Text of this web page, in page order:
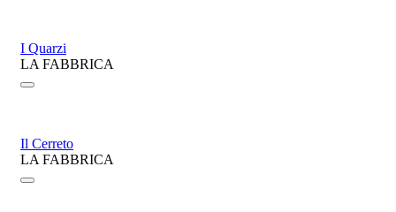
I Quarzi
LA FABBRICA
Il Cerreto
LA FABBRICA